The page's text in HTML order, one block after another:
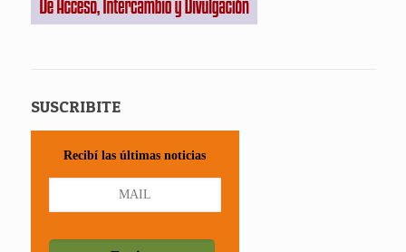
SUSCRIBITE
Recibí las últimas noticias